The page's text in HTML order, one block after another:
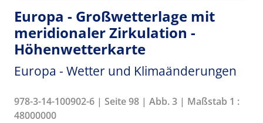
Europa - Großwetterlage mit
meridionaler Zirkulation -
Höhenwetterkarte
Europa - Wetter und Klimaänderungen
978-3-14-100902-6 | Seite 98 | Abb. 3 | Maßstab 1 :
48000000